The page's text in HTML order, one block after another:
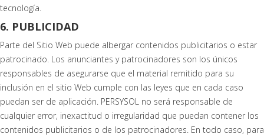
tecnología.
6. PUBLICIDAD
Parte del Sitio Web puede albergar contenidos publicitarios o estar
patrocinado. Los anunciantes y patrocinadores son los únicos
responsables de asegurarse que el material remitido para su
inclusión en el sitio Web cumple con las leyes que en cada caso
puedan ser de aplicación. PERSYSOL no será responsable de
cualquier error, inexactitud o irregularidad que puedan contener los
contenidos publicitarios o de los patrocinadores. En todo caso, para